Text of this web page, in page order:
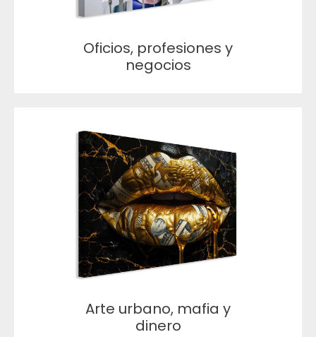
Oficios, profesiones y
negocios
Arte urbano, mafia y
dinero